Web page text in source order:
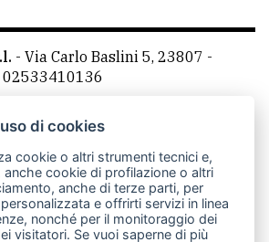
- Via Carlo Baslini 5, 23807 -
02533410136
CasateOnline
RSS
policy
di cookies
cookie o altri strumenti tecnici e,
cookie di profilazione o altri
anche di terze parti, per
e offrirti servizi in linea
nonché per il monitoraggio dei
visitatori. Se vuoi saperne di più